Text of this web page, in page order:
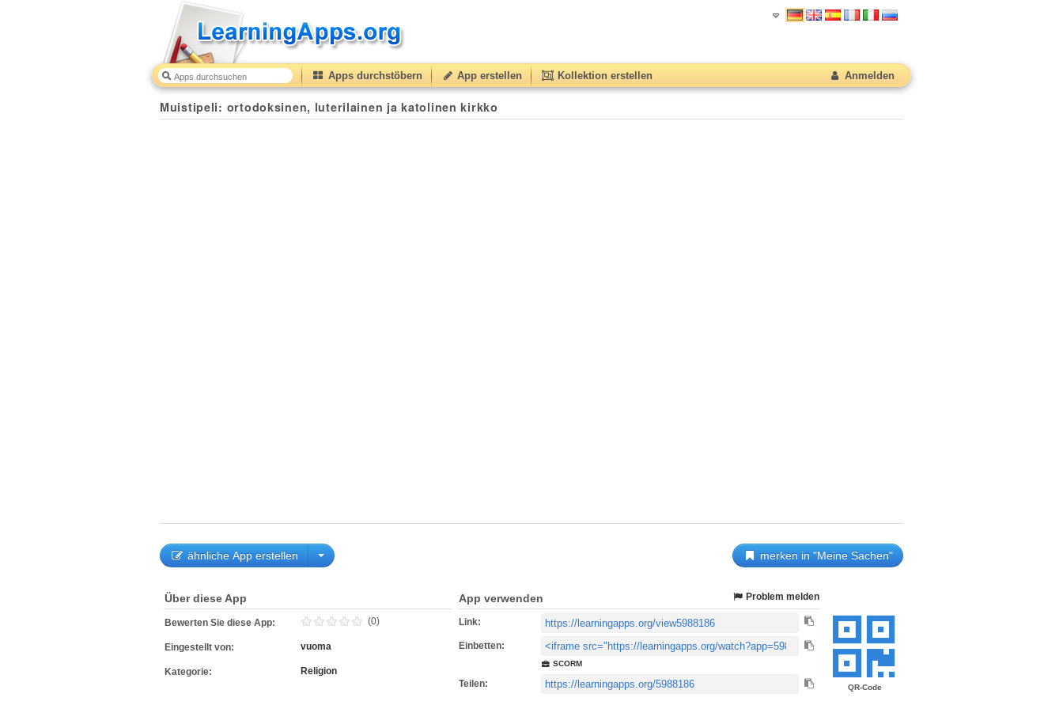
Apps durchstöbern App erstellen Kollektion erstellen Anmelden
Muistipeli: ortodoksinen, luterilainen ja katolinen kirkko
ähnliche App erstellen merken in "Meine Sachen"
QR-Code
Über diese App
Bewerten Sie diese App: (0)
Eingestellt von: vuoma
Kategorie: Religion
App verwenden Problem melden
Link:
Einbetten:
SCORM
Teilen: